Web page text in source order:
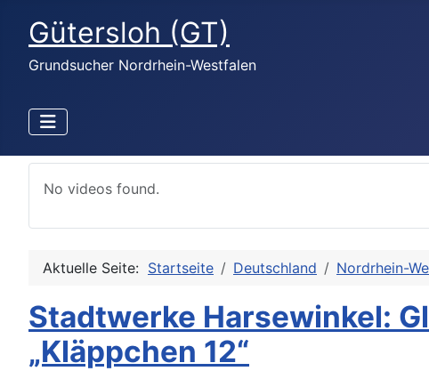
Gütersloh (GT)
Grundsucher Nordrhein-Westfalen
No videos found.
Aktuelle Seite: Startseite Deutschland Nordrhein-
Stadtwerke Harsewinkel:
„Kläppchen 12“